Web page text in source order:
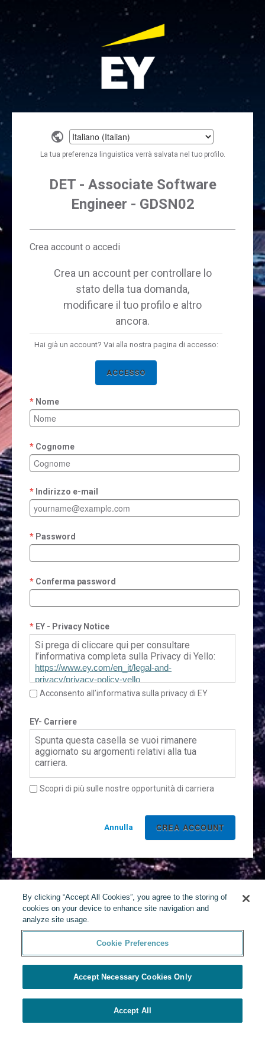
Select
a
language
La tua preferenza linguistica verrà salvata nel tuo profilo.
DET - Associate Software
Engineer - GDSN02
Crea account o accedi
Crea un account per controllare lo
stato della tua domanda,
modificare il tuo profilo e altro
ancora.
Hai già un account? Vai alla nostra pagina di accesso:
ACCESSO
Nome
Cognome
Indirizzo e-mail
Password
Conferma password
EY - Privacy Notice
Si prega di cliccare qui per consultare
l’informativa completa sulla Privacy di Yello:
https://www.ey.com/en_it/legal-and-
privacy/privacy-policy-yello
Acconsento all’informativa sulla privacy di EY
EY- Carriere
Spunta questa casella se vuoi rimanere
aggiornato su argomenti relativi alla tua
carriera.
Scopri di più sulle nostre opportunità di carriera
Annulla
By clicking “Accept All Cookies”, you agree to the storing of
cookies on your device to enhance site navigation and
analyze site usage.
Cookie Preferences
Accept Necessary Cookies Only
Accept All